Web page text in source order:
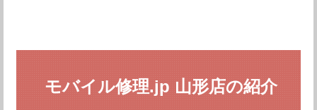
モバイル修理.jp 山形店の紹介